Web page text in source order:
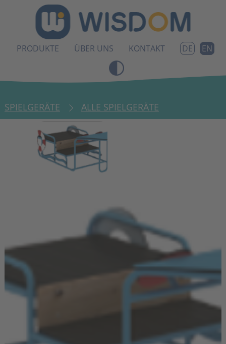
PRODUKTE ÜBER UNS KONTAKT DE EN
SPIELGERÄTE ALLE SPIELGERÄTE